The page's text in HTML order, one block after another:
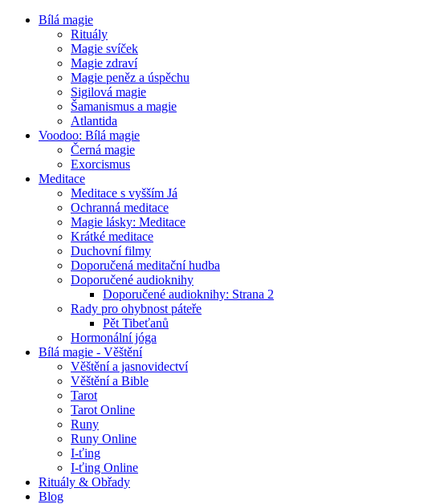
Bílá magie
Rituály
Magie svíček
Magie zdraví
Magie peněz a úspěchu
Sigilová magie
Šamanismus a magie
Atlantida
Voodoo: Bílá magie
Černá magie
Exorcismus
Meditace
Meditace s vyšším Já
Ochranná meditace
Magie lásky: Meditace
Krátké meditace
Duchovní filmy
Doporučená meditační hudba
Doporučené audioknihy
Doporučené audioknihy: Strana 2
Rady pro ohybnost páteře
Pět Tibeťanů
Hormonální jóga
Bílá magie - Věštění
Věštění a jasnovidectví
Věštění a Bible
Tarot
Tarot Online
Runy
Runy Online
I-ťing
I-ťing Online
Rituály & Obřady
Blog